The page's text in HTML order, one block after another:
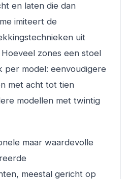
en laten die dan
imiteert de
uit
zones een stoel
per model: eenvoudigere
met acht tot tien
modellen met twintig
maar waardevolle
meestal gericht op